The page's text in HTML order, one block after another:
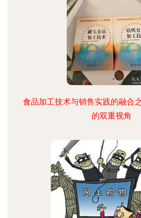
食品加工技术与销售实践的融合
的双重视角